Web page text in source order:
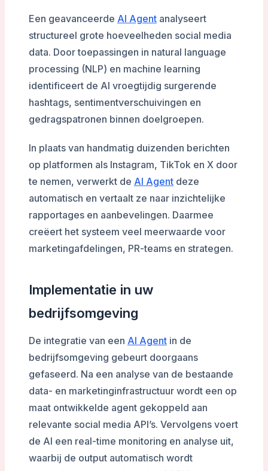
Een geavanceerde AI Agentanalyseert
structureel grote hoeveelheden social media
data. Door toepassingen in natural language
processing (NLP) en machine learning
identificeert de AI vroegtijdig surgerende
hashtags, sentimentverschuivingen en
gedragspatronen binnen doelgroepen.
In plaats van handmatig duizenden berichten
op platformen als Instagram, TikTok en X door
te nemen, verwerkt de AI Agentdeze
automatisch en vertaalt ze naar inzichtelijke
rapportages en aanbevelingen. Daarmee
creëert het systeem veel meerwaarde voor
marketingafdelingen, PR-teams en strategen.
Implementatie in uw
bedrijfsomgeving
De integratie van een AI Agentin de
bedrijfsomgeving gebeurt doorgaans
gefaseerd. Na een analyse van de bestaande
data- en marketinginfrastructuur wordt een op
maat ontwikkelde agent gekoppeld aan
relevante social media API’s. Vervolgens voert
de AI een real-time monitoring en analyse uit,
waarbij de output automatisch wordt